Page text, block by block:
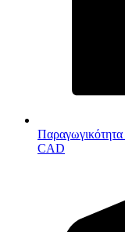
Παραγωγικότητα
CAD